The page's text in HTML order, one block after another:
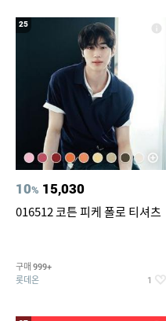
25
10% 15,030
016512 코튼 피케 폴로 티셔츠
구매 999+
롯데온 1